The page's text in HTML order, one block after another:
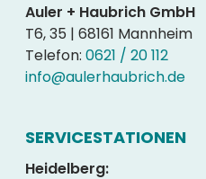
Auler + Haubrich GmbH
T6, 35 | 68161 Mannheim
Telefon: 0621 / 20 112
info@aulerhaubrich.de
SERVICESTATIONEN
Heidelberg: